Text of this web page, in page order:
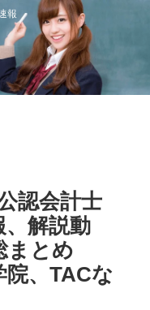
報
認会計士
、解説動
まとめ
院、TACな